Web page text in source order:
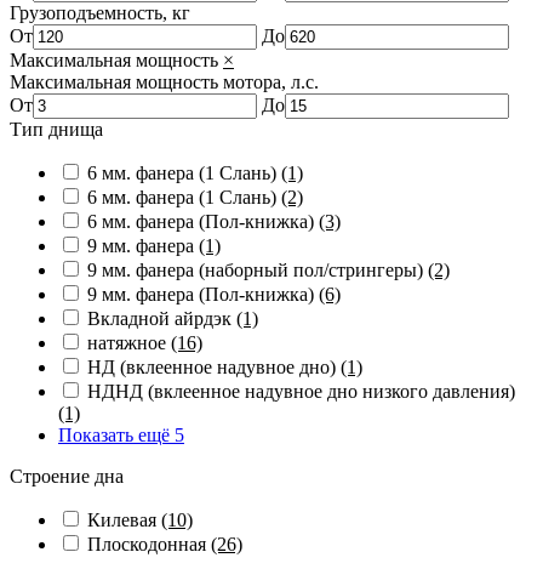
Грузоподъемность, кг
От
До
Максимальная мощность ×
Максимальная мощность мотора, л.с.
От
До
Тип днища
6 мм. фанера (1 Слань) (1)
6 мм. фанера (1 Слань) (2)
6 мм. фанера (Пол-книжка) (3)
9 мм. фанера (1)
9 мм. фанера (наборный пол/стрингеры) (2)
9 мм. фанера (Пол-книжка) (6)
Вкладной айрдэк (1)
натяжное (16)
НД (вклеенное надувное дно) (1)
НДНД (вклеенное надувное дно низкого давления)
(1)
Показать ещё 5
Строение дна
Килевая (10)
Плоскодонная (26)